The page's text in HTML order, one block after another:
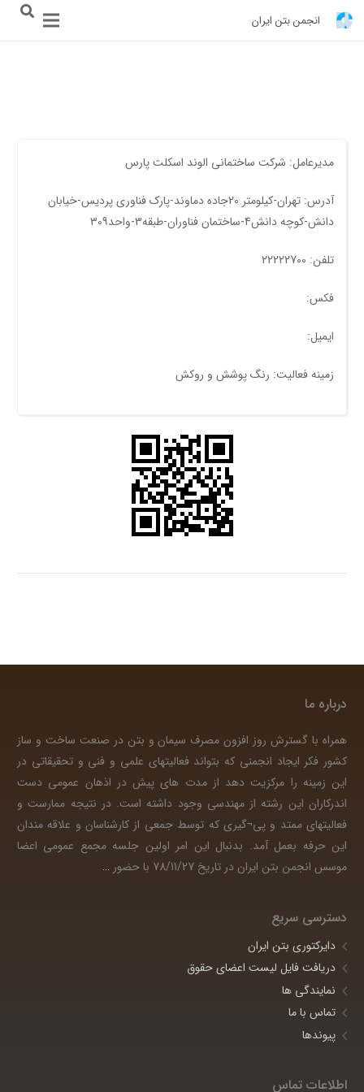
انجمن بتن ایران
مدیرعامل: شرکت ساختمانی الوند اسکلت پارس
آدرس: تهران-کیلومتر 20جاده دماوند-پارک فناوری پردیس-خیابان
دانش-کوچه دانش4-ساختمان فناوران-طبقه3-واحد309
تلفن: 22222700
فکس:
ایمیل:
زمینه فعالیت: رنگ پوشش و روکش
درباره ما
همراه با گسترش روز افزون مصرف سیمان و بتن در صنعت ساخت و ساز
کشور فکر ایجاد انجمنی که بتواند فعالیتهای علمی و فنی و تحقیقاتی در
این زمینه را مرکزیت دهد از مدت های پیش در اذهان عمومی دست
اندرکاران این رشته از مهندسی وجود داشته است. در نتیجه ممارست و
فعالیتهای ممتد و پی¬گیری که توسط جمعی از کارشناسان و علاقه مندان
این حرفه بعمل آمد. بدنبال این امر اولین جلسه مجمع عمومی اعضا
موسس انجمن بتن ایران در تاریخ 78/11/27 با حضور
…
دسترسی سریع
دایرکتوری بتن ایران
دریافت فایل لیست اعضای حقوق
نمایندگی ها
تماس با ما
پیوندها
اطلاعات تماس